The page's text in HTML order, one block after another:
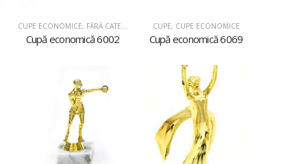
CUPE ECONOMICE, FĂRĂ CATEGORIE
Cupă economică 6002
CUPE, CUPE ECONOMICE
Cupă economică 6069